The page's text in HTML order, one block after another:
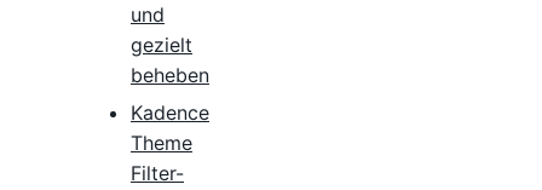
und
gezielt
beheben
Kadence
Theme
Filter-